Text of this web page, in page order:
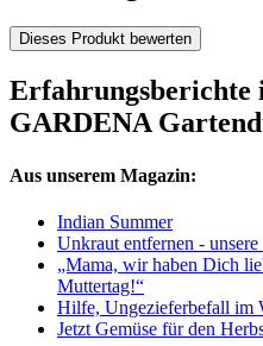
Dieses Produkt bewerten
Erfahrungsberichte
GARDENA
Aus unserem Magazin:
Indian Summer
Unkraut entfernen - unsere
„Mama, wir haben Dich
Muttertag!“
Hilfe, Ungezieferbefall im
Jetzt Gemüse für den